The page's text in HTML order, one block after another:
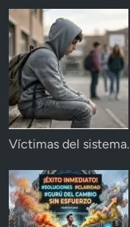
Víctimas del sistema.